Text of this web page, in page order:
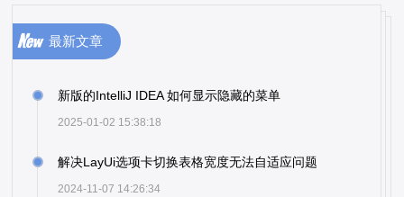
最新文章
新版的IntelliJ IDEA 如何显示隐藏的菜单
2025-01-02 15:38:18
解决LayUi选项卡切换表格宽度无法自适应问题
2024-11-07 14:26:34